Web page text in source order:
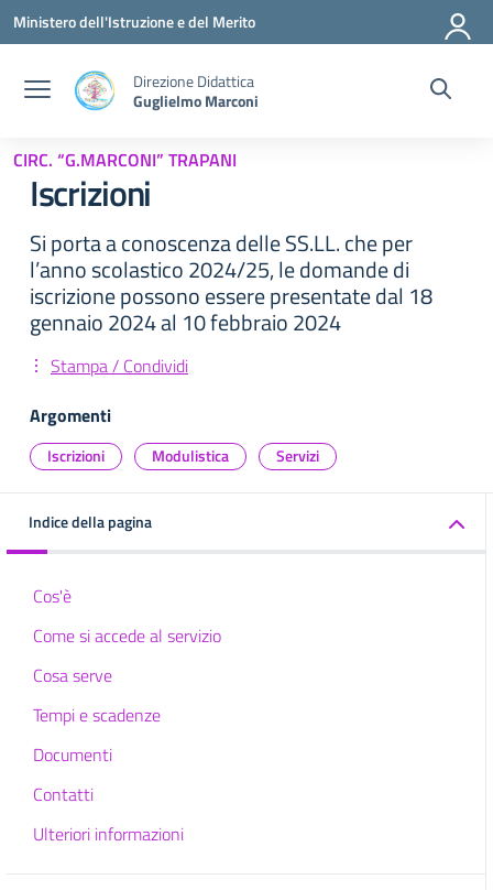
Vai ai contenuti
Vai al menu di navigazione
Vai al footer
Ministero dell'Istruzione e del Merito
Direzione Didattica
Guglielmo Marconi
CIRC. “G.MARCONI” TRAPANI
Iscrizioni
Si porta a conoscenza delle SS.LL. che per
l’anno scolastico 2024/25, le domande di
iscrizione possono essere presentate dal 18
gennaio 2024 al 10 febbraio 2024
Stampa / Condividi
Argomenti
Iscrizioni Modulistica Servizi
Indice della pagina
Cos'è
Come si accede al servizio
Cosa serve
Tempi e scadenze
Documenti
Contatti
Ulteriori informazioni